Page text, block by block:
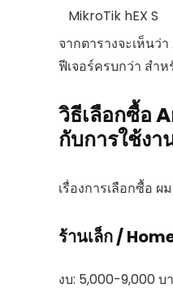
MikroTik hEX S
จากตารางจะเห็นว่
ฟีเจอร์ครบกว่า สำ
วิธีเลือกซื้อ
กับการใช้งา
เรื่องการเลือกซื้อ
ร้านเล็ก /
งบ: 5,000-9,000